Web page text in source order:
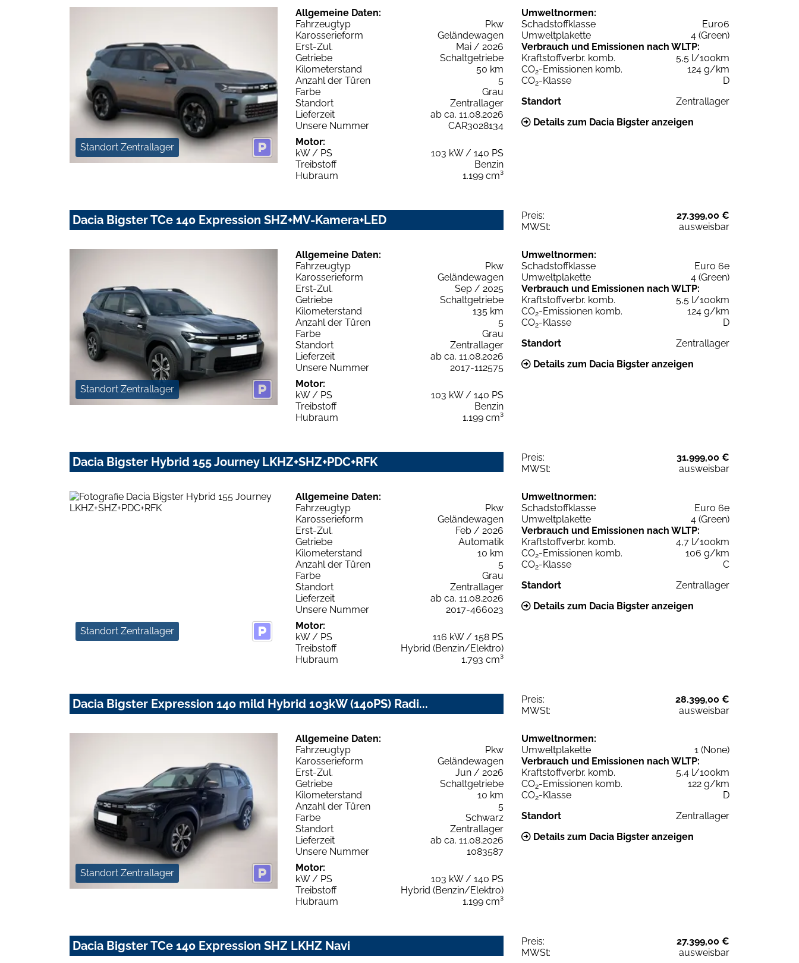
Standort Zentrallager
Allgemeine Daten:
Fahrzeugtyp
Pkw
Karosserieform
Geländewagen
Erst-Zul.
Mai / 2026
Getriebe
Schaltgetriebe
Kilometerstand
50 km
Anzahl der Türen
5
Farbe
Grau
Standort
Zentrallager
Lieferzeit
ab ca. 11.08.2026
Unsere Nummer
CAR3028134
Motor:
kW / PS
103 kW / 140 PS
Treibstoff
Benzin
Hubraum
1.199 cm³
Umweltnormen:
Schadstoffklasse
Euro6
Umweltplakette
4 (Green)
Verbrauch und Emissionen nach WLTP:
Kraftstoffverbr. komb.
5,5 l/100km
CO2-Emissionen komb.
124 g/km
CO2-Klasse
D
Standort
Zentrallager
Details zum Dacia Bigster anzeigen
Dacia Bigster TCe 140 Expression SHZ+MV-Kamera+LED Preis:
27.399,00 €
MWSt:
ausweisbar
Standort Zentrallager
Allgemeine Daten:
Fahrzeugtyp
Pkw
Karosserieform
Geländewagen
Erst-Zul.
Sep / 2025
Getriebe
Schaltgetriebe
Kilometerstand
135 km
Anzahl der Türen
5
Farbe
Grau
Standort
Zentrallager
Lieferzeit
ab ca. 11.08.2026
Unsere Nummer
2017-112575
Motor:
kW / PS
103 kW / 140 PS
Treibstoff
Benzin
Hubraum
1.199 cm³
Umweltnormen:
Schadstoffklasse
Euro 6e
Umweltplakette
4 (Green)
Verbrauch und Emissionen nach WLTP:
Kraftstoffverbr. komb.
5,5 l/100km
CO2-Emissionen komb.
124 g/km
CO2-Klasse
D
Standort
Zentrallager
Details zum Dacia Bigster anzeigen
Dacia Bigster Hybrid 155 Journey LKHZ+SHZ+PDC+RFK Preis:
31.999,00 €
MWSt:
ausweisbar
Standort Zentrallager
Allgemeine Daten:
Fahrzeugtyp
Pkw
Karosserieform
Geländewagen
Erst-Zul.
Feb / 2026
Getriebe
Automatik
Kilometerstand
10 km
Anzahl der Türen
5
Farbe
Grau
Standort
Zentrallager
Lieferzeit
ab ca. 11.08.2026
Unsere Nummer
2017-466023
Motor:
kW / PS
116 kW / 158 PS
Treibstoff
Hybrid (Benzin/Elektro)
Hubraum
1.793 cm³
Umweltnormen:
Schadstoffklasse
Euro 6e
Umweltplakette
4 (Green)
Verbrauch und Emissionen nach WLTP:
Kraftstoffverbr. komb.
4,7 l/100km
CO2-Emissionen komb.
106 g/km
CO2-Klasse
C
Standort
Zentrallager
Details zum Dacia Bigster anzeigen
Dacia Bigster Expression 140 mild Hybrid 103kW (140PS) Radi... Preis:
28.399,00 €
MWSt:
ausweisbar
Standort Zentrallager
Allgemeine Daten:
Fahrzeugtyp
Pkw
Karosserieform
Geländewagen
Erst-Zul.
Jun / 2026
Getriebe
Schaltgetriebe
Kilometerstand
10 km
Anzahl der Türen
5
Farbe
Schwarz
Standort
Zentrallager
Lieferzeit
ab ca. 11.08.2026
Unsere Nummer
1083587
Motor:
kW / PS
103 kW / 140 PS
Treibstoff
Hybrid (Benzin/Elektro)
Hubraum
1.199 cm³
Umweltnormen:
Umweltplakette
1 (None)
Verbrauch und Emissionen nach WLTP:
Kraftstoffverbr. komb.
5,4 l/100km
CO2-Emissionen komb.
122 g/km
CO2-Klasse
D
Standort
Zentrallager
Details zum Dacia Bigster anzeigen
Dacia Bigster TCe 140 Expression SHZ LKHZ Navi Preis:
27.399,00 €
MWSt:
ausweisbar